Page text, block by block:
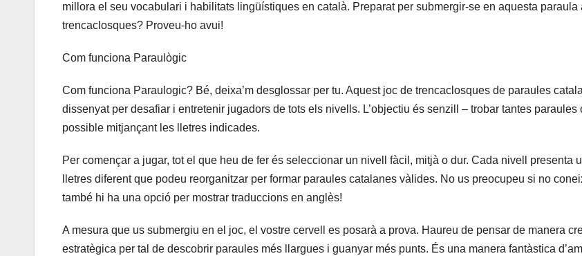
millora el seu vocabulari i habilitats lingüístiques en català. Preparat per submergir-se en aquesta paraula
trencaclosques? Proveu-ho avui!
Com funciona Paraulògic
Com funciona Paraulogic? Bé, deixa’m desglossar per tu. Aquest joc de trencaclosques de paraules
dissenyat per desafiar i entretenir jugadors de tots els nivells. L’objectiu és senzill – trobar tantes paraules
possible mitjançant les lletres indicades.
Per començar a jugar, tot el que heu de fer és seleccionar un nivell fàcil, mitjà o dur. Cada nivell presenta
lletres diferent que podeu reorganitzar per formar paraules catalanes vàlides. No us preocupeu si no
també hi ha una opció per mostrar traduccions en anglès!
A mesura que us submergiu en el joc, el vostre cervell es posarà a prova. Haureu de pensar de manera
estratègica per tal de descobrir paraules més llargues i guanyar més punts. És una manera fantàstica